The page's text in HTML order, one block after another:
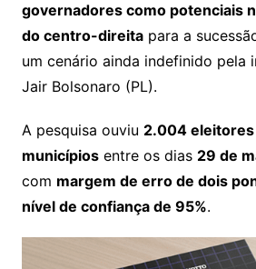
governadores como potenciais
do centro-direitapara a
um cenário ainda indefinido pela
Jair Bolsonaro (PL).
A pesquisa ouviu 2.004 eleitores
municípiosentre os dias 29 de
com margem de erro de dois
nível de confiança de 95%.